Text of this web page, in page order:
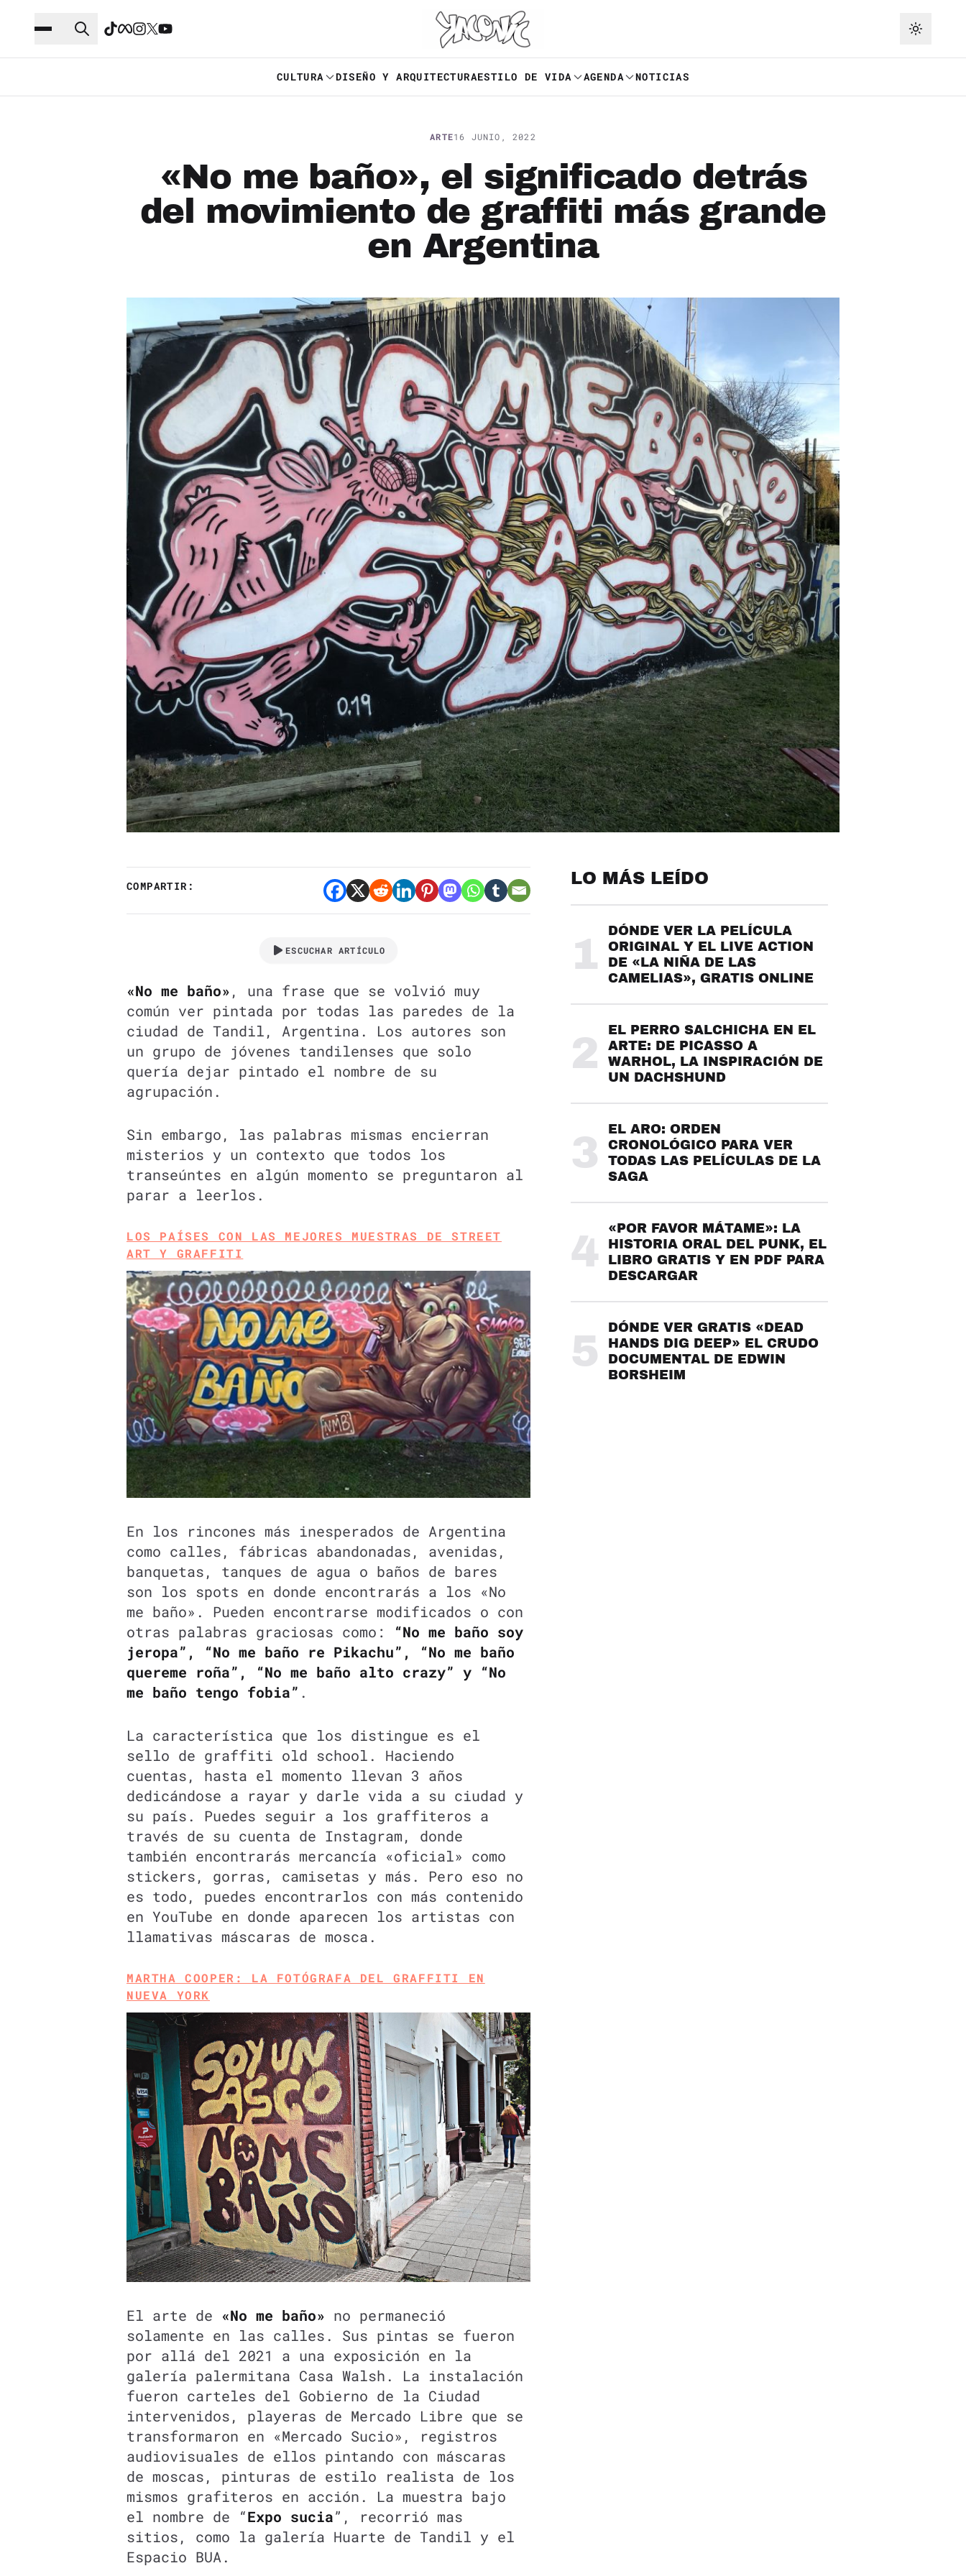
CULTURA DISEÑO Y ARQUITECTURAESTILO DE VIDA AGENDA NOTICIAS
ARTE16 JUNIO, 2022
«No me baño», el significado detrás
del movimiento de graffiti más grande
en Argentina
COMPARTIR:
ESCUCHAR ARTÍCULO
«No me baño», una frase que se volvió muy
común ver pintada por todas las paredes de la
ciudad de Tandil, Argentina. Los autores son
un grupo de jóvenes tandilenses que solo
quería dejar pintado el nombre de su
agrupación.
Sin embargo, las palabras mismas encierran
misterios y un contexto que todos los
transeúntes en algún momento se preguntaron al
parar a leerlos.
LOS PAÍSES CON LAS MEJORES MUESTRAS DE STREET
ART Y GRAFFITI
En los rincones más inesperados de Argentina
como calles, fábricas abandonadas, avenidas,
banquetas, tanques de agua o baños de bares
son los spots en donde encontrarás a los «No
me baño». Pueden encontrarse modificados o con
otras palabras graciosas como:
“No me baño soy
jeropa”, “No me baño re Pikachu”, “No me baño
quereme roña”, “No me baño alto crazy” y “No
me baño tengo fobia” .
La característica que los distingue es el
sello de graffiti old school. Haciendo
cuentas, hasta el momento llevan 3 años
dedicándose a rayar y darle vida a su ciudad y
su país. Puedes seguir a los graffiteros a
través de su cuenta de Instagram, donde
también encontrarás mercancía «oficial» como
stickers, gorras, camisetas y más. Pero eso no
es todo, puedes encontrarlos con más contenido
en YouTube en donde aparecen los artistas con
llamativas máscaras de mosca.
MARTHA COOPER: LA FOTÓGRAFA DEL GRAFFITI EN
NUEVA YORK
El arte de «No me baño» no permaneció
solamente en las calles. Sus pintas se fueron
por allá del 2021 a una exposición en la
galería palermitana Casa Walsh. La instalación
fueron carteles del Gobierno de la Ciudad
intervenidos, playeras de Mercado Libre que se
transformaron en «Mercado Sucio», registros
audiovisuales de ellos pintando con máscaras
de moscas, pinturas de estilo realista de los
mismos grafiteros en acción. La muestra bajo
el nombre de “Expo sucia”, recorrió mas
sitios, como la galería Huarte de Tandil y el
Espacio BUA.
LO MÁS LEÍDO
1
DÓNDE VER LA PELÍCULA
ORIGINAL Y EL LIVE ACTION
DE «LA NIÑA DE LAS
CAMELIAS», GRATIS ONLINE
2
EL PERRO SALCHICHA EN EL
ARTE: DE PICASSO A
WARHOL, LA INSPIRACIÓN DE
UN DACHSHUND
3
EL ARO: ORDEN
CRONOLÓGICO PARA VER
TODAS LAS PELÍCULAS DE LA
SAGA
4
«POR FAVOR MÁTAME»: LA
HISTORIA ORAL DEL PUNK, EL
LIBRO GRATIS Y EN PDF PARA
DESCARGAR
5
DÓNDE VER GRATIS «DEAD
HANDS DIG DEEP» EL CRUDO
DOCUMENTAL DE EDWIN
BORSHEIM